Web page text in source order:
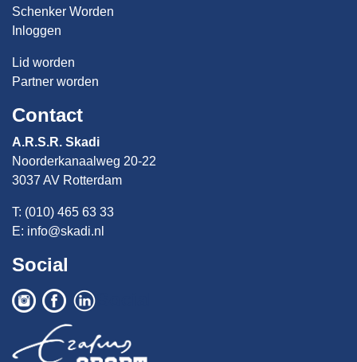
Schenker Worden
Inloggen
Lid worden
Partner worden
Contact
A.R.S.R. Skadi
Noorderkanaalweg 20-22
3037 AV Rotterdam
T: (010) 465 63 33
E: info@skadi.nl
Social